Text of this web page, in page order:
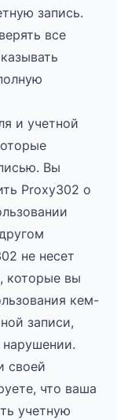
запись.
все
и учетной
Вы
Proxy302 о
не несет
которые вы
кем-
записи,
нарушении.
своей
что ваша
учетную